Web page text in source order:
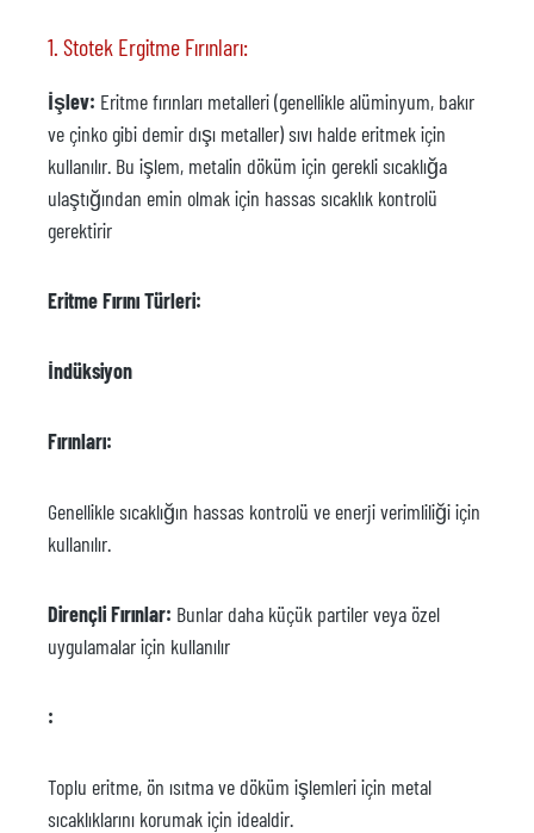
1. Stotek Ergitme Fırınları:
İşlev: Eritme fırınları metalleri (genellikle alüminyum, bakır
ve çinko gibi demir dışı metaller) sıvı halde eritmek için
kullanılır. Bu işlem, metalin döküm için gerekli sıcaklığa
ulaştığından emin olmak için hassas sıcaklık kontrolü
gerektirir
Eritme Fırını Türleri:
İndüksiyon
Fırınları:
Genellikle sıcaklığın hassas kontrolü ve enerji verimliliği için
kullanılır.
Dirençli Fırınlar: Bunlar daha küçük partiler veya özel
uygulamalar için kullanılır
:
Toplu eritme, ön ısıtma ve döküm işlemleri için metal
sıcaklıklarını korumak için idealdir.